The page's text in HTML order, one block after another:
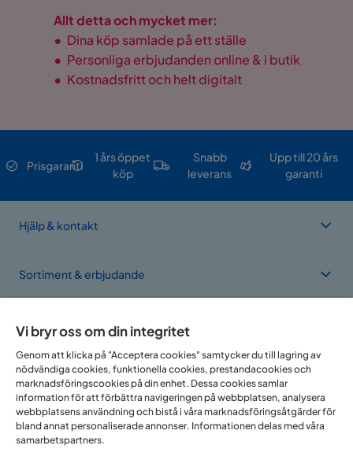
Bredd 95 cm
Längd 240 cm
Färgnamn
Färg ben Ek
Serie Full Moon
Pinnstol svart - Castor
Allt detta och mycket mer:
• Dina köp samlade på ett ställe
• Personliga erbjudanden online & i butik
• Kostnadsfritt och helt digitalt
Prisgaranti
1 års öppet
köp
Snabb
leverans
Upp till 20 års
garanti
Hjälp & kontakt
Sortiment & erbjudande
Vi finns i flera länder
Vi bryr oss om din integritet
Genom att klicka på "Acceptera cookies" samtycker du till lagring av
nödvändiga cookies, funktionella cookies, prestandacookies och
marknadsföringscookies på din enhet. Dessa cookies samlar
information för att förbättra navigeringen på webbplatsen, analysera
webbplatsens användning och bistå i våra marknadsföringsåtgärder för
bland annat personaliserade annonser. Informationen delas med våra
samarbetspartners.